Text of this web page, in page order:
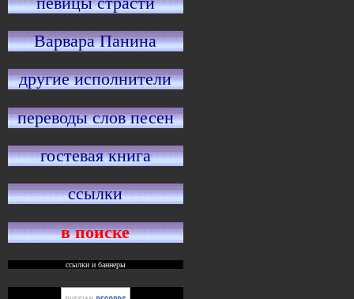
Варвара Панина
другие исполнители
переводы слов песен
гостевая книга
ссылки
в поиске
ссылки и баннеры